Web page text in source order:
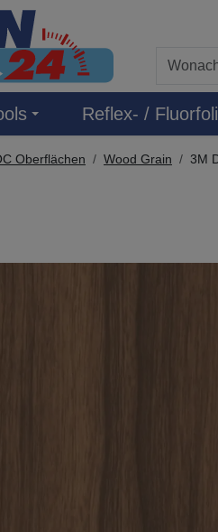
Reflex- /
Oberflächen Wood Grain 3M